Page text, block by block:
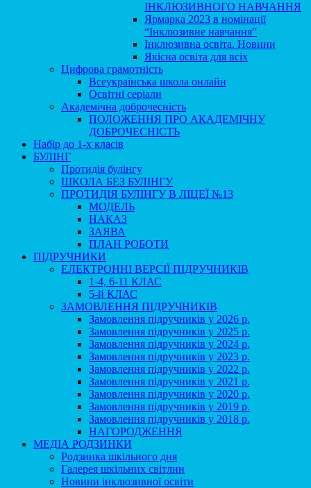
ІНКЛЮЗИВНОГО НАВЧАННЯ
Ярмарка 2023 в номінації
“Інклюзивне навчання”
Інклюзивна освіта. Новини
Якісна освіта для всіх
Цифрова грамотність
Всеукраїнська школа онлайн
Освітні серіали
Академічна доброчесність
ПОЛОЖЕННЯ ПРО АКАДЕМІЧНУ
ДОБРОЧЕСНІСТЬ
Набір до 1-х класів
БУЛІНГ
Протидія булінгу
ШКОЛА БЕЗ БУЛІНГУ
ПРОТИДІЯ БУЛІНГУ В ЛІЦЕЇ №13
МОДЕЛЬ
НАКАЗ
ЗАЯВА
ПЛАН РОБОТИ
ПІДРУЧНИКИ
ЕЛЕКТРОННІ ВЕРСІЇ ПІДРУЧНИКІВ
1-4, 6-11 КЛАС
5-й КЛАС
ЗАМОВЛЕННЯ ПІДРУЧНИКІВ
Замовлення підручників у 2026 р.
Замовлення підручників у 2025 р.
Замовлення підручників у 2024 р.
Замовлення підручників у 2023 р.
Замовлення підручників у 2022 р.
Замовлення підручників у 2021 р.
Замовлення підручників у 2020 р.
Замовлення підручників у 2019 р.
Замовлення підручників у 2018 р.
НАГОРОДЖЕННЯ
МЕДІА РОДЗИНКИ
Родзинка шкільного дня
Галерея шкільних світлин
Новини інклюзивної освіти